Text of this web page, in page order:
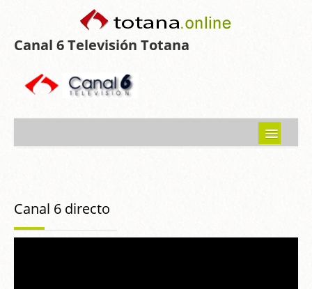
Canal 6 Televisión Totana
Programas emitidos
Canal 6 directo